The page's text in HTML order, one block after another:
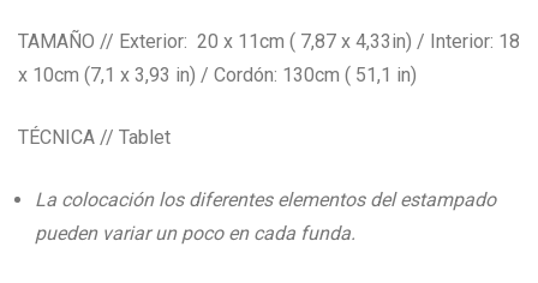
TAMAÑO // Exterior: 20 x 11cm ( 7,87 x 4,33in) / Interior: 18
x 10cm (7,1 x 3,93 in) / Cordón: 130cm ( 51,1 in)
TÉCNICA // Tablet
La colocación los diferentes elementos del estampado
pueden variar un poco en cada funda.